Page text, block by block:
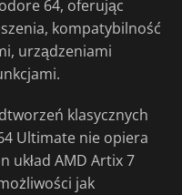
64, oferując
kompatybilność
urządzeniami
klasycznych
Ultimate nie opiera
układ AMD Artix 7
jak